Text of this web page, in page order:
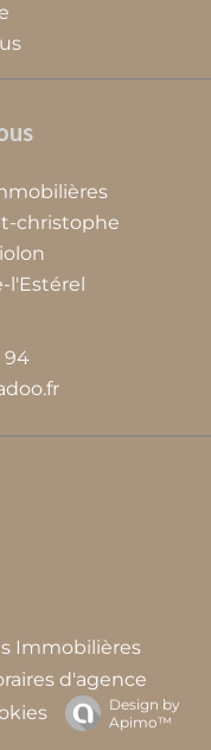
christophe
l'Estérel
94
Immobilières
d'agence
Design by
Apimo™